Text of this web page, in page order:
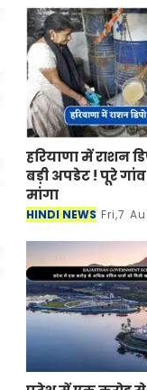
हरियाणा में राशन
बड़ी अपडेट ! पूरे गांव
मांगा
HINDI NEWS Fri,7